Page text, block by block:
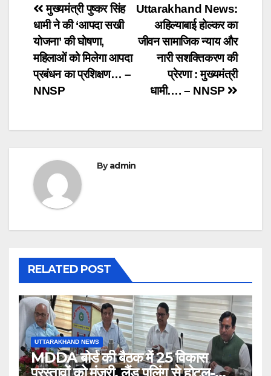
Post
navigation
Uttarakhand News:
अहिल्याबाई होल्कर का
जीवन सामाजिक न्याय और
नारी सशक्तिकरण की
प्रेरणा : मुख्यमंत्री
धामी…. – NNSP
मुख्यमंत्री पुष्कर सिंह
धामी ने की ‘आपदा सखी
योजना’ की घोषणा,
महिलाओं को मिलेगा आपदा
प्रबंधन का प्रशिक्षण… –
NNSP
Byadmin
RELATED POST
UTTARAKHAND NEWS
MDDA बोर्ड की बैठक में 25 विकास
प्रस्तावों को मंजूरी, लैंड पूलिंग से होटल-